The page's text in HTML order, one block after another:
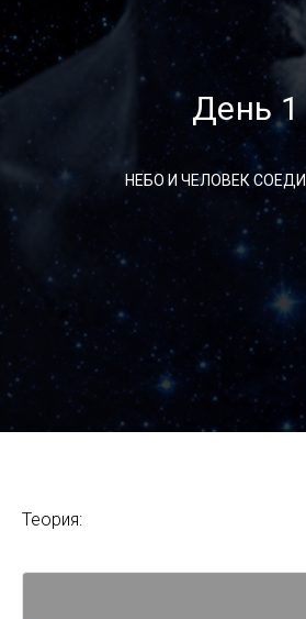
День 1
НЕБО И ЧЕЛОВЕК
Теория: